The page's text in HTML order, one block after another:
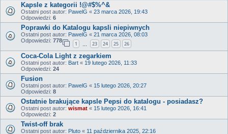
Kapsle z kategorii !@#$%^&
Ostatni post autor: PawelG « 23 marca 2026, 19:43
Odpowiedzi: 6
Poprawki do Katalogu kapsli niepiwnych
Ostatni post autor: PawelG « 21 marca 2026, 08:03
Odpowiedzi: 778
1 23 24 25 26
Coca-Cola Light z zegarkiem
Ostatni post autor: Bart « 19 lutego 2026, 11:33
Odpowiedzi: 24
Fusion
Ostatni post autor: PawelG « 15 lutego 2026, 20:27
Odpowiedzi: 8
Ostatnie brakujące kapsle Pepsi do katalogu - posiadasz?
Ostatni post autor: wismat « 15 lutego 2026, 16:41
Odpowiedzi: 2
Twist-off brak
Ostatni post autor: Pluto « 11 października 2025, 22:16